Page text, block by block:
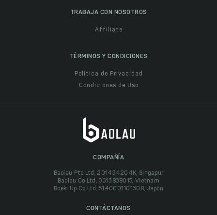
TRABAJA CON NOSOTROS
Affiliate
TÉRMINOS Y CONDICIONES
Política de Privacidad
Condiciones de Uso
COMPAÑÍA
Baolau Pte Ltd, 201434204K, Singapur
Baolau Co Ltd, 0313838015, Vietnam
Boeki Up Co Ltd, 5140001101308, Japón
CONTÁCTANOS